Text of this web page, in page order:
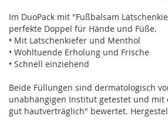
Im DuoPack mit "Fußbalsam
perfekte Doppel für Hände und Füße.
• Mit Latschenkiefer und Menthol
• Wohltuende Erholung und Frische
• Schnell einziehend
Beide Füllungen sind dermatologisch
unabhängigen Institut getestet und mit
gut hautverträglich" bewertet.